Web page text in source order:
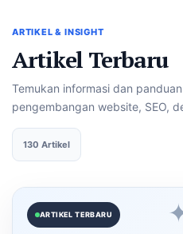
ARTIKEL & INSIGHT
Artikel Terbaru
Temukan informasi dan
pengembangan website, SEO,
130 Artikel
ARTIKEL TERBARU